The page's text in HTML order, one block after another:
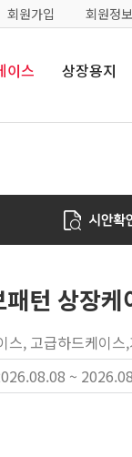
회원가입 회원정
이스 상장용지
패턴 상장
스, 고급하드케이
~